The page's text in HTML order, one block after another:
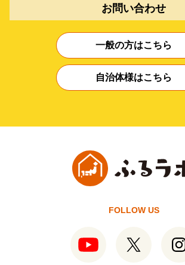
お問い合わせ
一般の方はこちら
自治体様はこちら
FOLLOW US